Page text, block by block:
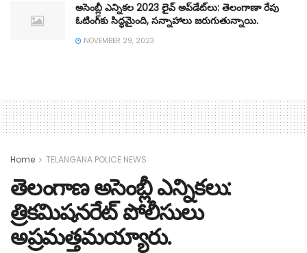
అసెంబ్లీ ఎన్నికల 2023 లైవ్ అప్‌డేట్‌లు: తెలంగాణా రేపు
ఓటింగ్‌కు సిద్ధమైంది, సన్నాహాలు జరుగుతున్నాయి.
NOVEMBER 29, 2023
Home TELANGANA POLICE NEWS
తెలంగాణ అసెంబ్లీ ఎన్నికలు:
త్రికమిషనరేట్ పోలీసులు
అప్రమత్తమయ్యారు.